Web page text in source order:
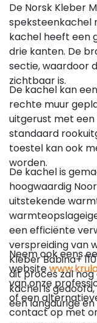
De Norsk Kleber
speksteenkachel
kachel heeft een
drie kanten. De
sectie, waardoor
zichtbaar is.
De kachel kan
rechte muur
uitgerust met
standaard
toestel kan ook
worden.
De kachel is
hoogwaardig
uitstekende
een efficiënte
verspreiding van
Kleber Babina+
dit proces zal
kachel is
een langdurige
Neem ook eens
website
van onze
of een
contact op met